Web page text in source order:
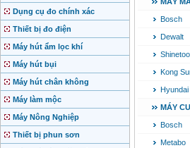
Dụng cụ đo chính xác
Thiết bị đo điện
Máy hút ẩm lọc khí
Máy hút bụi
Máy hút chân không
Máy làm mộc
Máy Nông Nghiệp
Thiết bị phun sơn
Bosch
Dewalt
Kong
Hyundai
MÁY
Bosch
Metabo